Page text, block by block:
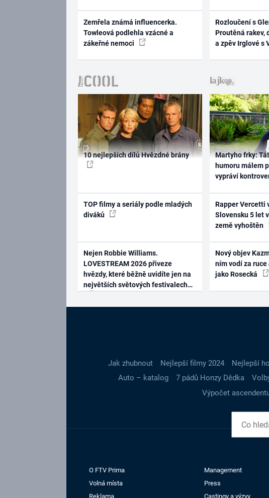
Zemřela známá influencerka.
Towleová podlehla vzácné a
zákeřné nemoci
Rozloučení s
Proutěná rakev,
a zpěv Irglové s
10 nejlepších dílů Hvězdné brány
TOP filmy a seriály podle mladých
diváků
Nejen Robbie Williams.
LOVESTREAM 2026 přiveze
hvězdy, které běžně uvidíte jen na
největších světových festivalech
Martyho frky:
humoru málem
vypráví
Rapper Vercetti
Slovensku 5 let
země vyhoštěn
Nový objev
ním vodí za
jako Rosecká
Jak zhubnout Nejlepší filmy 2024 Nejlepší
Auto – katalog
7 pádů Honzy Dědka
Výpočet
O FTV Prima
Management
Volná místa
Press
Reklama
Castingy a výzvy